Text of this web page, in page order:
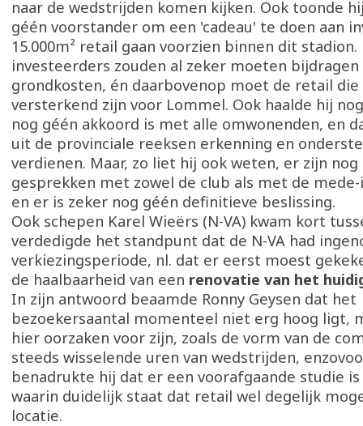
naar de wedstrijden komen kijken. Ook toonde
géén voorstander om een 'cadeau' te doen aan
15.000m² retail gaan voorzien binnen dit stadion.
investeerders zouden al zeker moeten bijdragen
grondkosten, én daarbovenop moet de retail
versterkend zijn voor Lommel. Ook haalde hij
nog géén akkoord is met alle omwonenden, en
uit de provinciale reeksen erkenning en
verdienen. Maar, zo liet hij ook weten, er zijn nog
gesprekken met zowel de club als met de
en er is zeker nog géén definitieve beslissing.
Ook schepen Karel Wieërs (N-VA) kwam kort
verdedigde het standpunt dat de N-VA had
verkiezingsperiode, nl. dat er eerst moest
de haalbaarheid van een renovatie van het
In zijn antwoord beaamde Ronny Geysen dat het
bezoekersaantal momenteel niet erg hoog ligt,
hier oorzaken voor zijn, zoals de vorm van de
steeds wisselende uren van wedstrijden,
benadrukte hij dat er een voorafgaande studie
waarin duidelijk staat dat retail wel degelijk
locatie.